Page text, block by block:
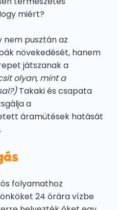
miért?
nem pusztán az
növekedését, hanem
játszanak a
olyan, mint a
Takaki és csapata
a
áramütések hatását
folyamathoz
24 órára vízbe